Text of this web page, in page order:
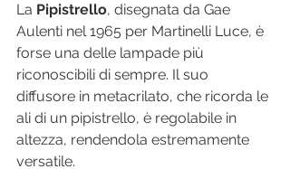
La Pipistrello, disegnata da Gae
Aulenti nel 1965 per Martinelli Luce, è
forse una delle lampade più
riconoscibili di sempre. Il suo
diffusore in metacrilato, che ricorda le
ali di un pipistrello, è regolabile in
altezza, rendendola estremamente
versatile.